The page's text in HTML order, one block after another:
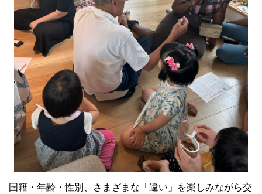
国籍・年齢・性別、さまざまな「違い」を楽しみながら交